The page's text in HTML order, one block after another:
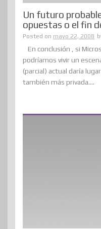
Un futuro
opuestas o el fin
Posted on mayo 22, 2008
En conclusión , si
podríamos vivir un
(parcial) actual daría
también más privada....